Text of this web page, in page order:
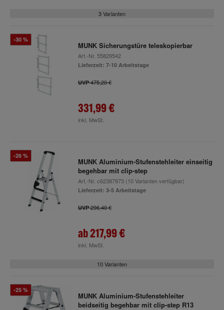
3 Varianten
-30 %
MUNK Sicherungstüre teleskopierbar
Art.-Nr. 55829542
Lieferzeit: 7-10 Arbeitstage
UVP475,20 €
331,99 €
inkl. MwSt.
-26 %
MUNK Aluminium-Stufenstehleiter einseitig
begehbar mit clip-step
Art.-Nr. c62387973(10 Varianten verfügbar)
Lieferzeit: 3-5 Arbeitstage
UVP296,40 €
ab217,99 €
inkl. MwSt.
10 Varianten
-25 %
MUNK Aluminium-Stufenstehleiter
beidseitig begehbar mit clip-step R13